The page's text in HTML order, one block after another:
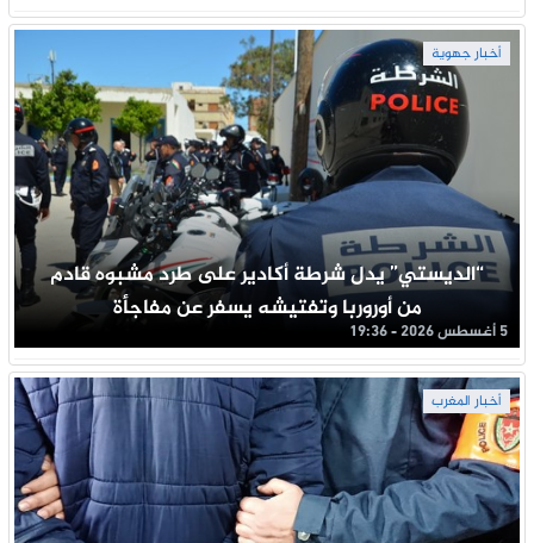
أخبار جهوية
“الديستي” يدل شرطة أكادير على طرد مشبوه قادم
من أوروربا وتفتيشه يسفر عن مفاجأة
5 أغسطس 2026 - 19:36
أخبار المغرب